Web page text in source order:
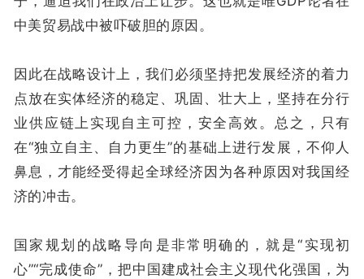
中美贸易战中被吓破胆的原因。
因此在战略设计上，我们必须坚持把发展经济的着力
点放在实体经济的稳定、巩固、壮大上，坚持在分行
业供应链上实现自主可控，安全高效。总之，只有
在“独立自主、自力更生”的基础上进行发展，不仰人
鼻息，才能经受得起全球经济因为各种原因对我国经
济的冲击。
国家规划的战略导向是非常明确的，就是“实现初
心”“完成使命”，把中国建成社会主义现代化强国，为